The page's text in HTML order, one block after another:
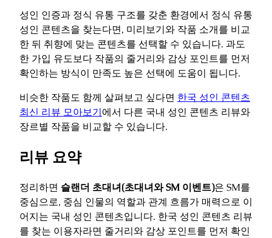
성인 인증과 정식 유통 구조를 갖춘 환경에서 정식 유통
성인 콘텐츠을 찾는다면, 미리보기와 작품 소개를 비교
한 뒤 취향에 맞는 콘텐츠를 선택할 수 있습니다. 과도
한 가입 유도보다 작품의 줄거리와 감상 포인트를 먼저
확인하는 방식이 만족도 높은 선택에 도움이 됩니다.
비슷한 작품도 함께 살펴보고 싶다면 한국 성인 콘텐츠
최신 리뷰 모아보기에서 다른 국내 성인 콘텐츠 리뷰와
장르별 작품을 비교할 수 있습니다.
리뷰 요약
정리하면 슬랜더 초대녀(초대녀와 SM 이벤트)은 SM를
중심으로, 중심 인물의 역할과 관계 흐름가 매력으로 이
어지는 국내 성인 콘텐츠입니다. 한국 성인 콘텐츠 리뷰
를 찾는 이용자라면 줄거리와 감상 포인트를 먼저 확인